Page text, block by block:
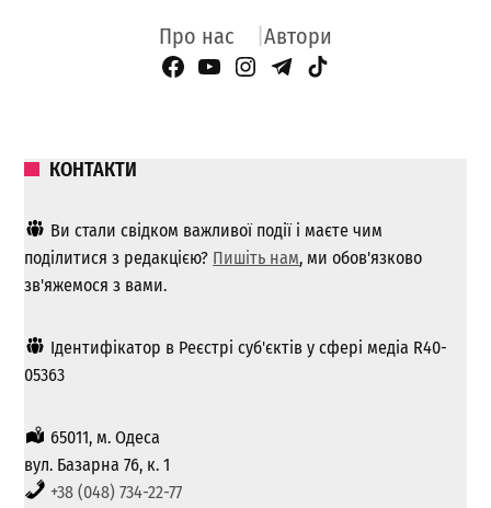
Про нас Автори
Facebook Page
YouTube
Instagram
Telegram
TikTok
КОНТАКТИ
Ви стали свідком важливої ​​події і маєте чим
поділитися з редакцією? Пишіть нам, ми обов'язково
зв'яжемося з вами.
Ідентифікатор в Реєстрі суб'єктів у сфері медіа R40-
05363
65011, м. Одеса
вул. Базарна 76, к. 1
+38 (048) 734-22-77